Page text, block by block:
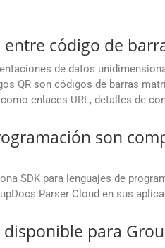
código de
de datos
QR son códigos de barras
enlaces URL, detalles de
son
SDK para lenguajes de
Cloud en sus
para